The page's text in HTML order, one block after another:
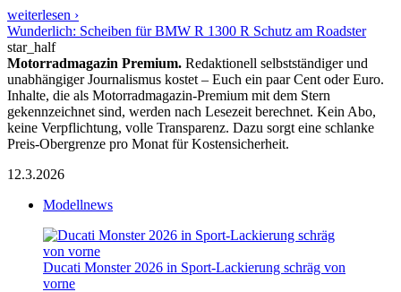
weiterlesen ›
Wunderlich: Scheiben für BMW R 1300 R Schutz am Roadster
star_half
Motorradmagazin Premium. Redaktionell selbstständiger und
unabhängiger Journalismus kostet – Euch ein paar Cent oder Euro.
Inhalte, die als Motorradmagazin-Premium mit dem Stern
gekennzeichnet sind, werden nach Lesezeit berechnet. Kein Abo,
keine Verpflichtung, volle Transparenz. Dazu sorgt eine schlanke
Preis-Obergrenze pro Monat für Kostensicherheit.
12.3.2026
Modellnews
Ducati Monster 2026 in Sport-Lackierung schräg von
vorne